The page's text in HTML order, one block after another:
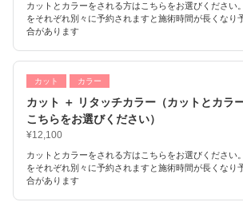
カットとカラーをされる方はこちらをお選びください
をそれぞれ別々に予約されますと施術時間が長くなり
合があります
カット カラー
カット ＋ リタッチカラー（カットとカラ
こちらをお選びください）
¥12,100
カットとカラーをされる方はこちらをお選びください
をそれぞれ別々に予約されますと施術時間が長くなり
合があります